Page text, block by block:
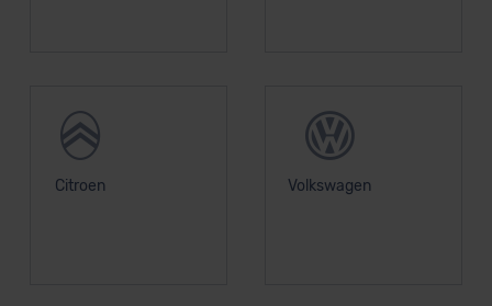
Citroen Volkswagen